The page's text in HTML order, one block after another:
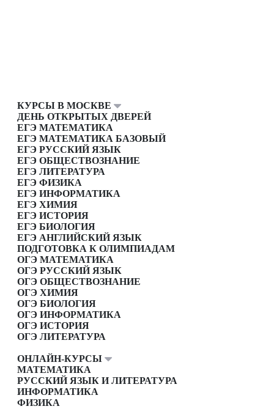
КУРСЫ В МОСКВЕ
ДЕНЬ ОТКРЫТЫХ ДВЕРЕЙ
ЕГЭ МАТЕМАТИКА
ЕГЭ МАТЕМАТИКА БАЗОВЫЙ
ЕГЭ РУССКИЙ ЯЗЫК
ЕГЭ ОБЩЕСТВОЗНАНИЕ
ЕГЭ ЛИТЕРАТУРА
ЕГЭ ФИЗИКА
ЕГЭ ИНФОРМАТИКА
ЕГЭ ХИМИЯ
ЕГЭ ИСТОРИЯ
ЕГЭ БИОЛОГИЯ
ЕГЭ АНГЛИЙСКИЙ ЯЗЫК
ПОДГОТОВКА К ОЛИМПИАДАМ
ОГЭ МАТЕМАТИКА
ОГЭ РУССКИЙ ЯЗЫК
ОГЭ ОБЩЕСТВОЗНАНИЕ
ОГЭ ХИМИЯ
ОГЭ БИОЛОГИЯ
ОГЭ ИНФОРМАТИКА
ОГЭ ИСТОРИЯ
ОГЭ ЛИТЕРАТУРА
ОНЛАЙН-КУРСЫ
МАТЕМАТИКА
РУССКИЙ ЯЗЫК И ЛИТЕРАТУРА
ИНФОРМАТИКА
ФИЗИКА